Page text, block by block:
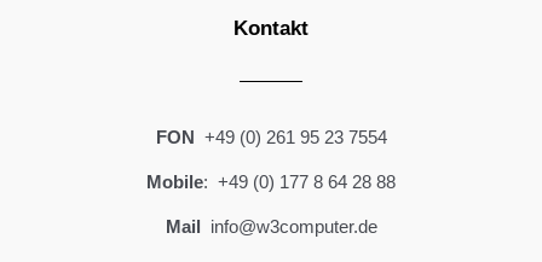
Kontakt
FON +49 (0) 261 95 23 7554
Mobile: +49 (0) 177 8 64 28 88
Mail info@w3computer.de